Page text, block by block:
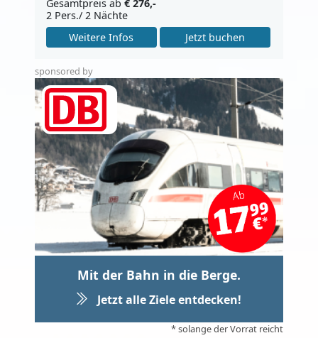
Gesamtpreis ab € 276,-
2 Pers./ 2 Nächte
Weitere Infos
Jetzt buchen
sponsored by
Mit der Bahn in die Berge.
Jetzt alle Ziele entdecken!
* solange der Vorrat reicht